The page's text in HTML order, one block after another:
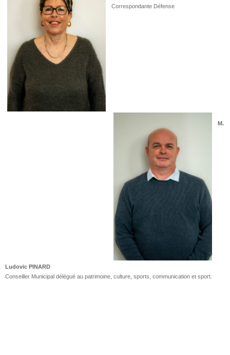
Correspondante Défense
M.
Ludovic PINARD
Conseiller Municipal délégué au patrimoine, culture, sports, communication et sport.